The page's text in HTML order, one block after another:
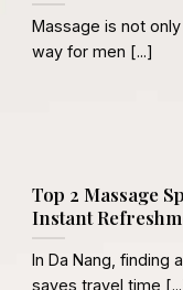
Massage is not
way for men [...]
Top 2 Massage
Instant
In Da Nang, finding
saves travel time